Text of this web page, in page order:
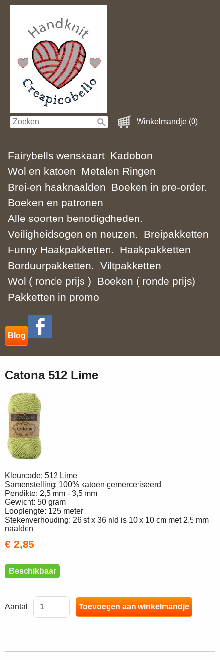
Winkelmandje (0)
Fairybells wenskaart Kadobon
Wol en katoen
Metalen Ringen
Brei-en haaknaalden
Boeken in pre-order.
Boeken en patronen
Alle soorten benodigdheden.
Veiligheidsogen en neuzen.
Breipakketten
Funny Haakpakketten.
Haakpakketten
Borduurpakketten.
Viltpakketten
Wol ( ronde prijs )
Boeken ( ronde prijs)
Pakketten in promo
Blog
Catona 512 Lime
Kleurcode: 512 Lime
Samenstelling: 100% katoen gemerceriseerd
Pendikte: 2,5 mm - 3,5 mm
Gewicht: 50 gram
Looplengte: 125 meter
Stekenverhouding: 26 st x 36 nld is 10 x 10 cm met 2,5 mm
naalden
€ 2,85
Beschikbaar
Aantal